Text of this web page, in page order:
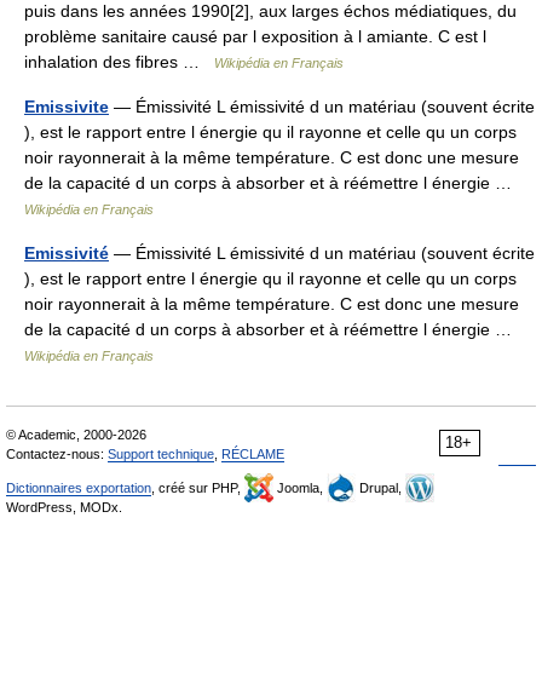
puis dans les années 1990[2], aux larges échos médiatiques, du
problème sanitaire causé par l exposition à l amiante. C est l
inhalation des fibres …
Wikipédia en Français
Emissivite — Émissivité L émissivité d un matériau (souvent écrite
), est le rapport entre l énergie qu il rayonne et celle qu un corps
noir rayonnerait à la même température. C est donc une mesure
de la capacité d un corps à absorber et à réémettre l énergie …
Wikipédia en Français
Emissivité — Émissivité L émissivité d un matériau (souvent écrite
), est le rapport entre l énergie qu il rayonne et celle qu un corps
noir rayonnerait à la même température. C est donc une mesure
de la capacité d un corps à absorber et à réémettre l énergie …
Wikipédia en Français
18+
© Academic, 2000-2026
Contactez-nous: Support technique RÉCLAME
Dictionnaires exportation , créé sur PHP, Joomla,
Drupal,
WordPress, MODx.